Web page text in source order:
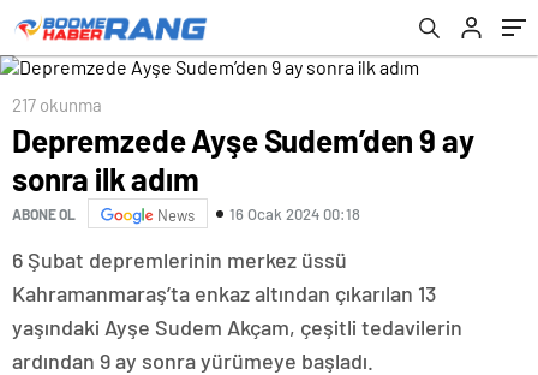
217 okunma
Depremzede Ayşe Sudem’den 9 ay
sonra ilk adım
ABONE OL News 16 Ocak 2024 00:18
6 Şubat depremlerinin merkez üssü
Kahramanmaraş’ta enkaz altından çıkarılan 13
yaşındaki Ayşe Sudem Akçam, çeşitli tedavilerin
ardından 9 ay sonra yürümeye başladı.